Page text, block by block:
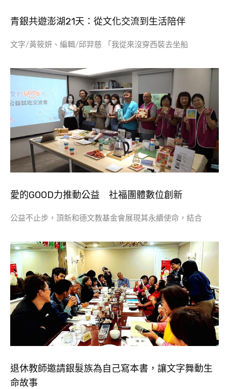
青銀共遊澎湖21天：從文化交流到生活陪伴
文字/黃筱妍、編輯/邱羿慈 「我從來沒穿西裝去坐船
愛的GOOD力推動公益 社福團體數位創新
公益不止步，頂新和德文教基金會展現其永續使命，結合
退休教師邀請銀髮族為自己寫本書，讓文字舞動生
命故事